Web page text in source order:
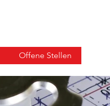
Offene Stellen